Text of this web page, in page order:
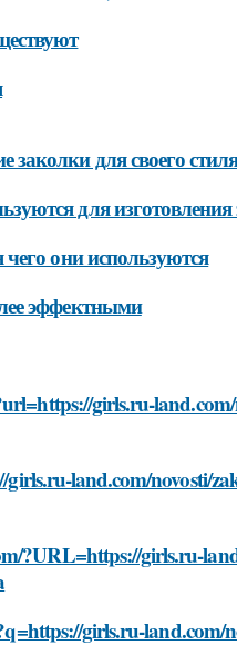
для своего
для
они используются
эффектными
girls.ru-
land.com/novosti/
?URL=https://girls.ru-
girls.ru-